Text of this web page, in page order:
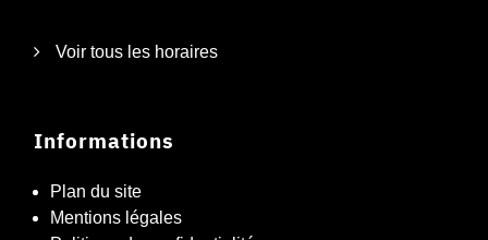
Voir tous les horaires
Informations
Plan du site
Mentions légales